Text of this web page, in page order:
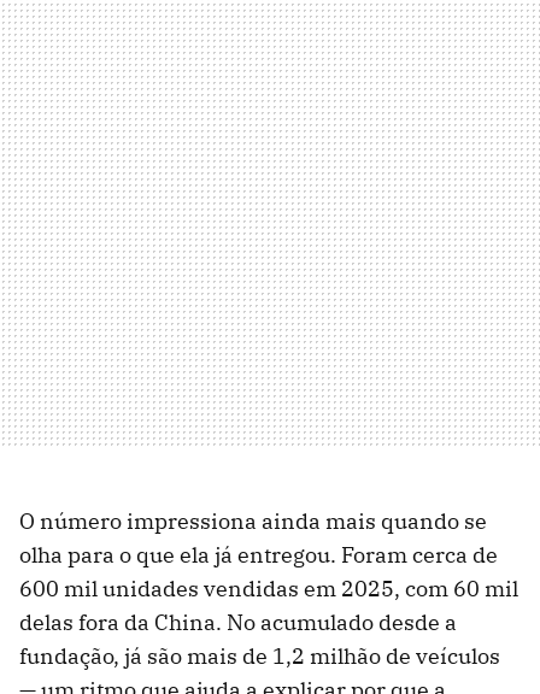
O número impressiona ainda mais quando se
olha para o que ela já entregou. Foram cerca de
600 mil unidades vendidas em 2025, com 60 mil
delas fora da China. No acumulado desde a
fundação, já são mais de 1,2 milhão de veículos